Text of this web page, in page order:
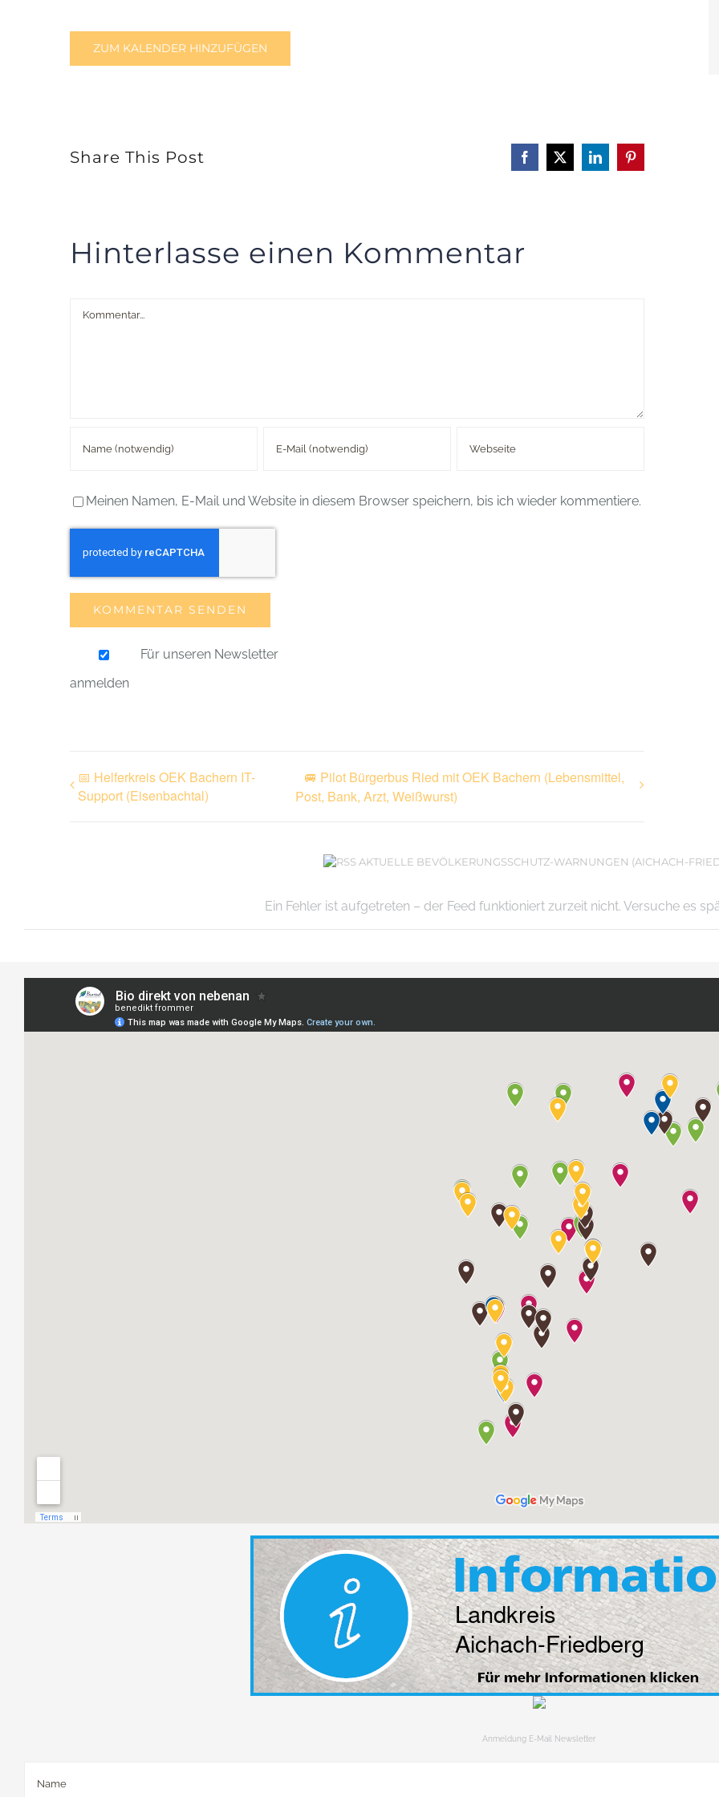
ZUM KALENDER HINZUFÜGEN
Share This Post Facebook
X LinkedInPinterest
Hinterlasse einen Kommentar
Kommentar
Meinen Namen, E-Mail und Website in diesem Browser speichern, bis ich wieder kommentiere.
Für unseren Newsletter
anmelden
📅 Helferkreis OEK Bachern IT-
Support (Eisenbachtal)
🚐 Pilot Bürgerbus Ried mit OEK Bachern (Lebensmittel,
Post, Bank, Arzt, Weißwurst)
AKTUELLE BEVÖLKERUNGSSCHUTZ-WARNUNGEN (AICHACH-
Ein Fehler ist aufgetreten – der Feed funktioniert zurzeit nicht. Versuche es
Anmeldung E-Mail Newsletter